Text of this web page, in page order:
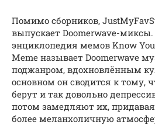
Помимо сборников,
выпускает Doomerwave-
энциклопедия мемов Know
Meme называет Doomerwave
поджанром, вдохновлённым
основном он сводится к тому,
берут и так довольно
потом замедляют их,
более меланхоличную